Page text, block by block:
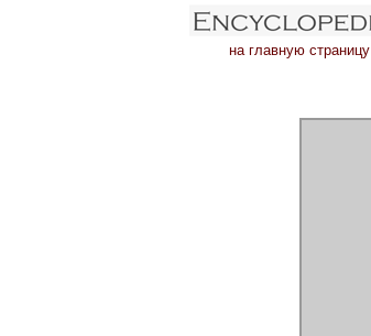
на главную страницу